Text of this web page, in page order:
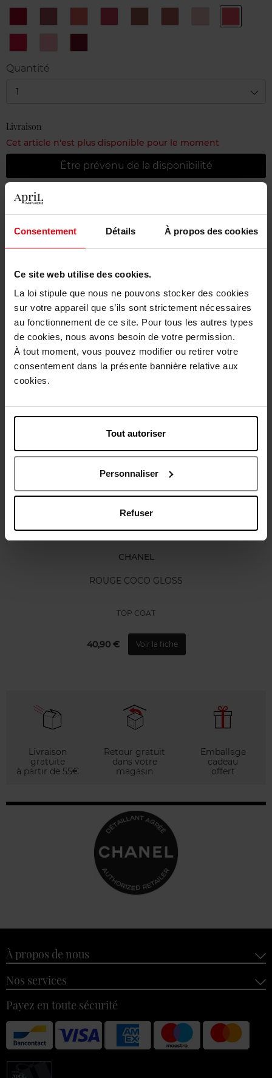
Consentement Détails À propos des cookies
Ce site web utilise des cookies.
La loi stipule que nous ne pouvons stocker des cookies
sur votre appareil que s’ils sont strictement nécessaires
au fonctionnement de ce site. Pour tous les autres types
de cookies, nous avons besoin de votre permission.
À tout moment, vous pouvez modifier ou retirer votre
consentement dans la présente bannière relative aux
cookies.
Tout autoriser
Personnaliser
Refuser
AMARENABOURGEOISIE
PHYSICALTENDRESSECARAMELNOCE ICING ROSE
AMUSE-
BOUCHE
ROSE ROUGE
Quantité
1
Livraison
Cet article n'est plus disponible pour le moment
Être prévenu de la disponibilité
Livraison gratuite à partir de 55€
Description
Conseil d'utilisation
Vous aimerez peut-être
CHANEL
ROUGE COCO GLOSS
TOP COAT
40,90 € Voir la fiche
Livraison
gratuite
à partir de 55€
Retour gratuit
dans votre
magasin
Emballage
cadeau
offert
À propos de nous
Nos services
Payez en toute sécurité